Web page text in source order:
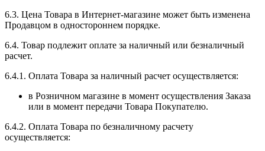
6.3. Цена Товара в Интернет-магазине может быть изменена
Продавцом в одностороннем порядке.
6.4. Товар подлежит оплате за наличный или безналичный
расчет.
6.4.1. Оплата Товара за наличный расчет осуществляется:
в Розничном магазине в момент осуществления Заказа
или в момент передачи Товара Покупателю.
6.4.2. Оплата Товара по безналичному расчету
осуществляется: